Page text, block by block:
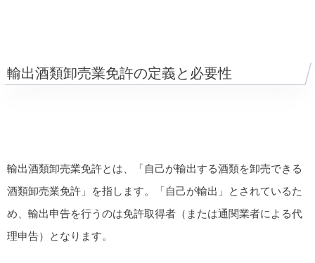
輸出酒類卸売業免許の定義と必要性
輸出酒類卸売業免許とは、「自己が輸出する酒類を卸売できる
酒類卸売業免許」を指します。「自己が輸出」とされているた
め、輸出申告を行うのは免許取得者（または通関業者による代
理申告）となります。